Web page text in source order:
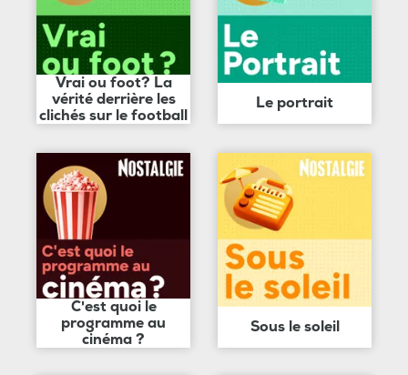
Vrai ou foot? La
vérité derrière les
clichés sur le football
Le portrait
C'est quoi le
programme au
cinéma ?
Sous le soleil